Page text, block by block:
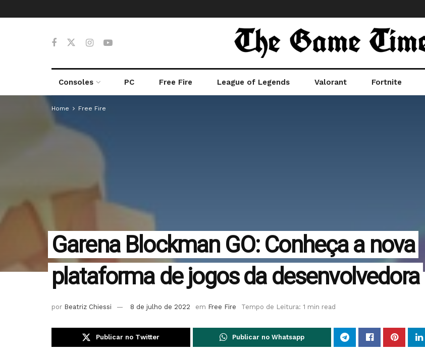
Consoles PC Free Fire League of Legends Valorant Fortnite
Home Free Fire
Garena Blockman GO: Conheça a nova
plataforma de jogos da desenvolvedora
por Beatriz Chiessi 8 de julho de 2022 em Free Fire Tempo de Leitura: 1 min read
Publicar no Twitter Publicar no Whatsapp